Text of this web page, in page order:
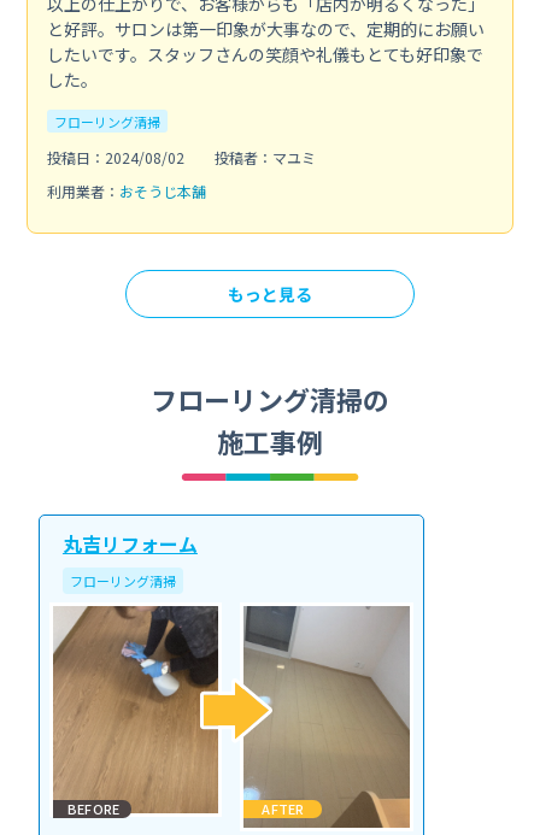
と好評。サロンは第一印象が大事なので、定期的にお願い
したいです。スタッフさんの笑顔や礼儀もとても好印象で
した。
フローリング清掃
投稿日：2024/08/02
投稿者：マユミ
利用業者： おそうじ本舗
もっと見る
フローリング清掃の
施工事例
丸吉リフォーム
フローリング清掃
BEFORE AFTER